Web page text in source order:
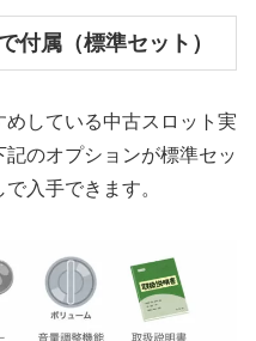
付属（標準セット）
している中古スロット実
のオプションが標準セッ
入手できます。